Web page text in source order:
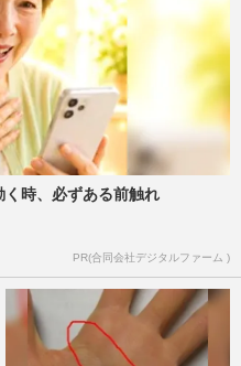
日・8月4日号 2026/7/19
さまのパールとおそろいヘ
デ」と天皇家と秋篠宮家が
絆のリンク…
2026/7/16
み》「皇族として親しまれ
く時、必ずある前触れ
PR(合同会社デジタルファーム )